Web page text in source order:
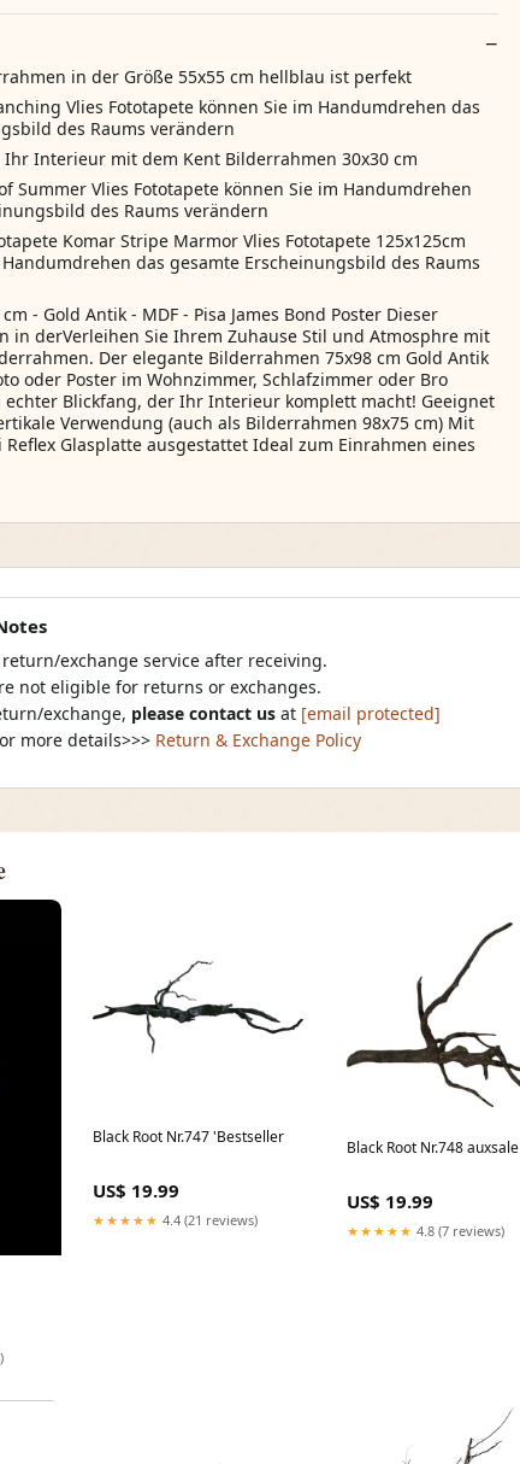
in der Größe 55x55 cm hellblau ist perfekt
Vlies Fototapete können Sie im Handumdrehen das
des Raums verändern
Ihr Interieur mit dem Kent Bilderrahmen 30x30 cm
Summer Vlies Fototapete können Sie im Handumdrehen
des Raums verändern
Komar Stripe Marmor Vlies Fototapete 125x125cm
das gesamte Erscheinungsbild des Raums
- Gold Antik - MDF - Pisa James Bond Poster Dieser
in derVerleihen Sie Ihrem Zuhause Stil und Atmosphre mit
Der elegante Bilderrahmen 75x98 cm Gold Antik
oder Poster im Wohnzimmer, Schlafzimmer oder Bro
echter Blickfang, der Ihr Interieur komplett macht! Geeignet
Verwendung (auch als Bilderrahmen 98x75 cm) Mit
Glasplatte ausgestattet Ideal zum Einrahmen eines
return/exchange service after receiving.
not eligible for returns or exchanges.
exchange, please contact us at [email protected]
more details>>> Return & Exchange Policy
Black Root Nr.747 'Bestseller
US$ 19.99
★★★★★ 4.4 (21 reviews)
Black Root Nr.748 auxsale
US$ 19.99
★★★★★ 4.8 (7 reviews)